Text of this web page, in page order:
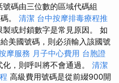
碼由三位數的區域代碼組
。 清潔 台中按摩排毒療程推
或封鎖數字是常見原因。 如
美國號碼，則必須輸入該國號
摩服務 月子中心費用 台胞證
，則呼叫將不會通過。 清潔
高級費用號碼是從前綴900開